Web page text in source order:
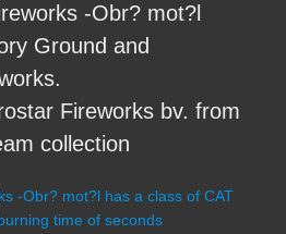
-Obr? mot?l
Ground and
Fireworks bv. from
collection
-Obr? mot?l has a class of CAT
time of seconds